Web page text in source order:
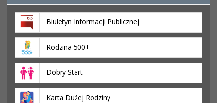
Biuletyn Informacji Publicznej
Rodzina 500+
Dobry Start
Karta Dużej Rodziny